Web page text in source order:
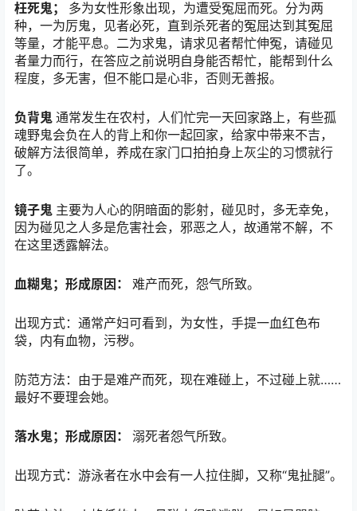
枉死鬼； 多为女性形象出现，为遭受冤屈而死。分为两
种，一为厉鬼，见者必死，直到杀死者的冤屈达到其冤屈
等量，才能平息。二为求鬼，请求见者帮忙伸冤，请碰见
者量力而行，在答应之前说明自身能否帮忙，能帮到什么
程度，多无害，但不能口是心非，否则无善报。
负背鬼 通常发生在农村，人们忙完一天回家路上，有些孤
魂野鬼会负在人的背上和你一起回家，给家中带来不吉，
破解方法很简单，养成在家门口拍拍身上灰尘的习惯就行
了。
镜子鬼 主要为人心的阴暗面的影射，碰见时，多无幸免，
因为碰见之人多是危害社会，邪恶之人，故通常不解，不
在这里透露解法。
血糊鬼；形成原因： 难产而死，怨气所致。
出现方式：通常产妇可看到，为女性，手提一血红色布
袋，内有血物，污秽。
防范方法：由于是难产而死，现在难碰上，不过碰上就……
最好不要理会她。
落水鬼；形成原因： 溺死者怨气所致。
出现方式：游泳者在水中会有一人拉住脚，又称“鬼扯腿”。